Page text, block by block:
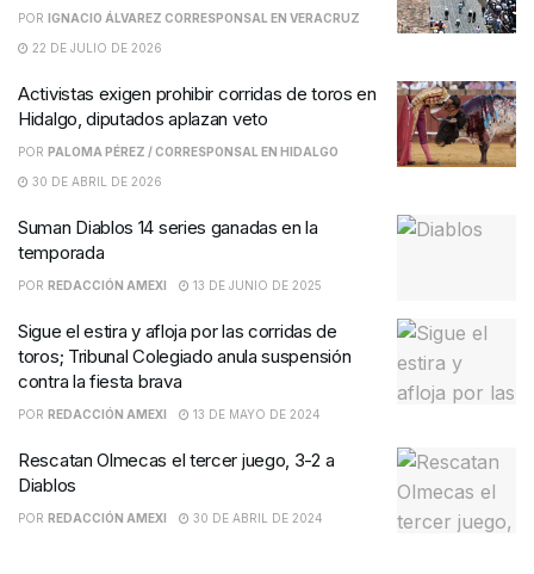
POR IGNACIO ÁLVAREZ CORRESPONSAL EN VERACRUZ
22 DE JULIO DE 2026
Activistas exigen prohibir corridas de toros en
Hidalgo, diputados aplazan veto
POR PALOMA PÉREZ / CORRESPONSAL EN HIDALGO
30 DE ABRIL DE 2026
Suman Diablos 14 series ganadas en la
temporada
POR REDACCIÓN AMEXI 13 DE JUNIO DE 2025
Sigue el estira y afloja por las corridas de
toros; Tribunal Colegiado anula suspensión
contra la fiesta brava
POR REDACCIÓN AMEXI 13 DE MAYO DE 2024
Rescatan Olmecas el tercer juego, 3-2 a
Diablos
POR REDACCIÓN AMEXI 30 DE ABRIL DE 2024